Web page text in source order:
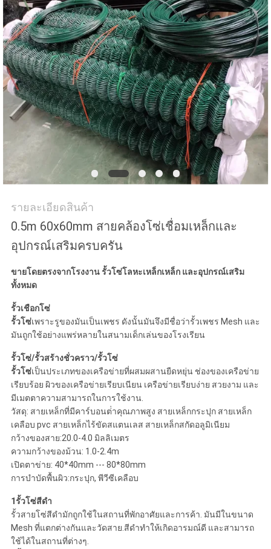
แผนผัง
เว็บไซต์
PRIVACY
POLICY
รายละเอียดสินค้า
0.5m 60x60mm สายคล้องโซ่เชื่อมเหล็กและ
อุปกรณ์เสริมครบครัน
ขายโดยตรงจากโรงงาน รั้วโซ่โลหะเหล็กเหล็ก และอุปกรณ์เสริม
ทั้งหมด
รั้วเชือกโซ่
รั้วโซ่เพราะรูของมันเป็นเพชร ดังนั้นมันจึงมีชื่อว่ารั้วเพชร Mesh และ
มันถูกใช้อย่างแพร่หลายในสนามเด็กเล่นของโรงเรียน
รั้วโซ่/รั้วสร้างชั่วคราว/รั้วโซ่
รั้วโซ่เป็นประเภทของเครือข่ายที่ผสมผสานยืดหยุ่น ช่องของเครือข่าย
เรียบร้อย ผิวของเครือข่ายเรียบเนียน เครือข่ายเรียบง่าย สวยงาม และ
มีเมตตาความสามารถในการใช้งาน.
วัสดุ: สายเหล็กที่มีคาร์บอนต่ําคุณภาพสูง สายเหล็กกระปุก สายเหล็ก
เคลือบ pvc สายเหล็กไร้ขัดสแตนเลส สายเหล็กสกัดอลูมิเนียม
กว้างของสาย:20.0-4.0 มิลลิเมตร
ความกว้างของม้วน: 1.0-2.4m
เปิดตาข่าย: 40*40mm --- 80*80mm
การบําบัดพื้นผิว:กระปุก, พีวีซีเคลือบ
1รั้วโซ่สีดํา
รั้วสายโซ่สีดํามักถูกใช้ในสถานที่พักอาศัยและการค้า. มันมีในขนาด
Mesh ที่แตกต่างกันและวัดสาย.สีดําทําให้เกิดอารมณ์ดี และสามารถ
ใช้ได้ในสถานที่ต่างๆ.